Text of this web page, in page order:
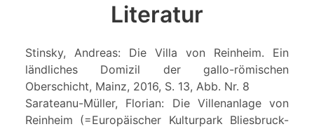
Literatur
Stinsky, Andreas: Die Villa von Reinheim. Ein
ländliches Domizil der gallo-römischen
Oberschicht, Mainz, 2016, S. 13, Abb. Nr. 8
Sarateanu-Müller, Florian: Die Villenanlage von
Reinheim (=Europäischer Kulturpark Bliesbruck-